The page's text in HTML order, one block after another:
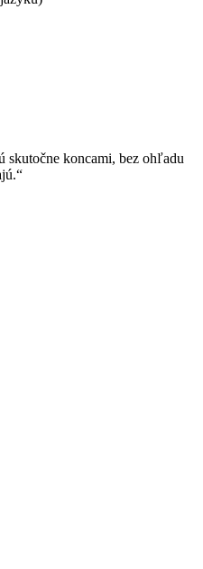
skutočne koncami, bez ohľadu